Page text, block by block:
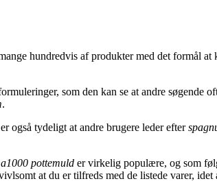
hundredvis af produkter med det formål
som den kan se at andre søgende
.
også tydeligt at andre brugere leder efter
pottemuld er virkelig populære, og som
at du er tilfreds med de listede varer,